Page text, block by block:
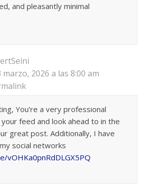
and pleasantly minimal
marzo, 2026 a las 8:00 am
You’re a very professional
feed and look ahead to in the
great post. Additionally, I have
social networks
vOHKa0pnRdDLGX5PQ